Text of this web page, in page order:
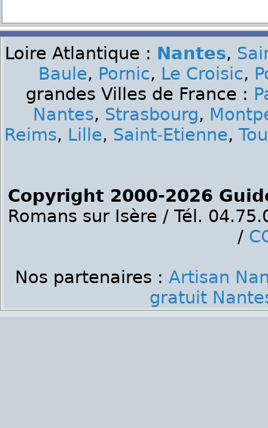
Loire Atlantique : Nantes,
Baule, Pornic, Le Croisic,
grandes Villes de France :
Nantes, Strasbourg,
Reims, Lille, Saint-Etienne,
Copyright 2000-2026
Romans sur Isère / Tél.
/
Nos partenaires : Artisan
gratuit